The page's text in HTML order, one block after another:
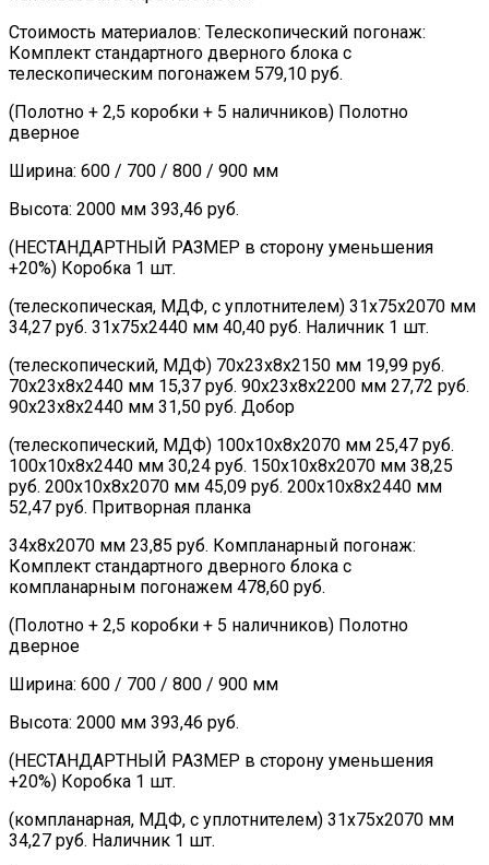
Стоимость материалов: Телескопический погонаж:
Комплект стандартного дверного блока с
телескопическим погонажем 579,10 руб.
(Полотно + 2,5 коробки + 5 наличников) Полотно
дверное
Ширина: 600 / 700 / 800 / 900 мм
Высота: 2000 мм 393,46 руб.
(НЕСТАНДАРТНЫЙ РАЗМЕР в сторону уменьшения
+20%) Коробка 1 шт.
(телескопическая, МДФ, с уплотнителем) 31х75х2070 мм
34,27 руб. 31х75х2440 мм 40,40 руб. Наличник 1 шт.
(телескопический, МДФ) 70х23х8х2150 мм 19,99 руб.
70х23х8х2440 мм 15,37 руб. 90х23х8х2200 мм 27,72 руб.
90х23х8х2440 мм 31,50 руб. Добор
(телескопический, МДФ) 100х10х8х2070 мм 25,47 руб.
100х10х8х2440 мм 30,24 руб. 150х10х8х2070 мм 38,25
руб. 200х10х8х2070 мм 45,09 руб. 200х10х8х2440 мм
52,47 руб. Притворная планка
34х8х2070 мм 23,85 руб. Компланарный погонаж:
Комплект стандартного дверного блока с
компланарным погонажем 478,60 руб.
(Полотно + 2,5 коробки + 5 наличников) Полотно
дверное
Ширина: 600 / 700 / 800 / 900 мм
Высота: 2000 мм 393,46 руб.
(НЕСТАНДАРТНЫЙ РАЗМЕР в сторону уменьшения
+20%) Коробка 1 шт.
(компланарная, МДФ, с уплотнителем) 31х75х2070 мм
34,27 руб. Наличник 1 шт.